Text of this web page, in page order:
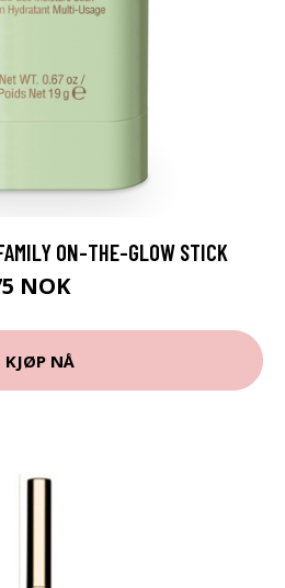
ON-THE-GLOW STICK
NOK
KJØP NÅ